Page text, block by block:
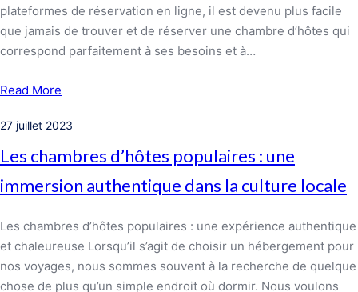
plateformes de réservation en ligne, il est devenu plus facile
que jamais de trouver et de réserver une chambre d’hôtes qui
correspond parfaitement à ses besoins et à…
Read More
27 juillet 2023
Les chambres d’hôtes populaires : une
immersion authentique dans la culture locale
Les chambres d’hôtes populaires : une expérience authentique
et chaleureuse Lorsqu’il s’agit de choisir un hébergement pour
nos voyages, nous sommes souvent à la recherche de quelque
chose de plus qu’un simple endroit où dormir. Nous voulons